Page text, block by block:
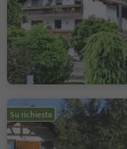
Su richiesta